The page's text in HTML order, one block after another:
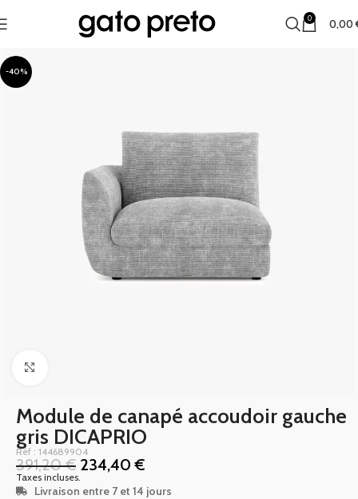
0 0,00
-40%
Module de canapé accoudoir gauche
gris DICAPRIO
Réf : 144689904
391,20€ 234,40€
Taxes incluses.
Livraison entre 7 et 14 jours